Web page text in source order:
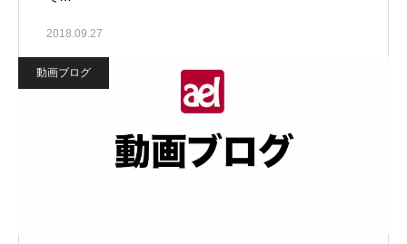
2018.09.27
動画ブログ